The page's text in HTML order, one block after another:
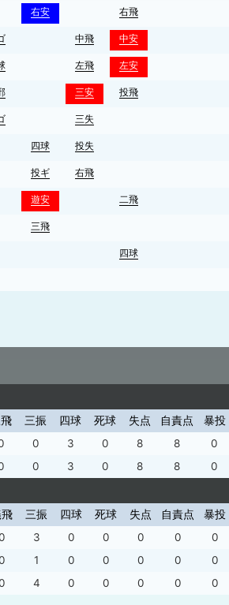
右安 右飛
中飛 中安
左飛 左安
三安 投飛
三失
四球 投失
投ギ 右飛
遊安 二飛
三飛
四球
三振 四球 死球 失点 自責点 暴投
0 3 0 8 8 0
0 3 0 8 8 0
三振 四球 死球 失点 自責点 暴投
3 0 0 0 0 0
1 0 0 0 0 0
4 0 0 0 0 0